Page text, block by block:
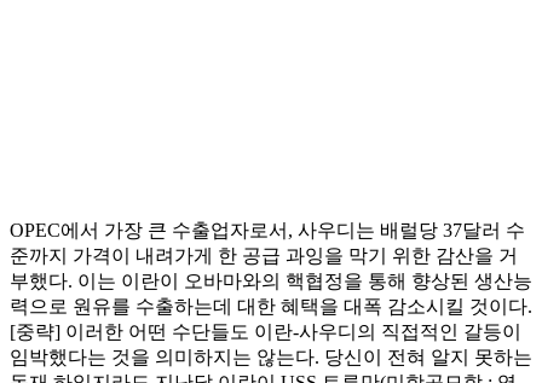
OPEC에서 가장 큰 수출업자로서, 사우디는 배럴당 37달러 수
준까지 가격이 내려가게 한 공급 과잉을 막기 위한 감산을 거
부했다. 이는 이란이 오바마와의 핵협정을 통해 향상된 생산능
력으로 원유를 수출하는데 대한 혜택을 대폭 감소시킬 것이다.
[중략] 이러한 어떤 수단들도 이란-사우디의 직접적인 갈등이
임박했다는 것을 의미하지는 않는다. 당신이 전혀 알지 못하는